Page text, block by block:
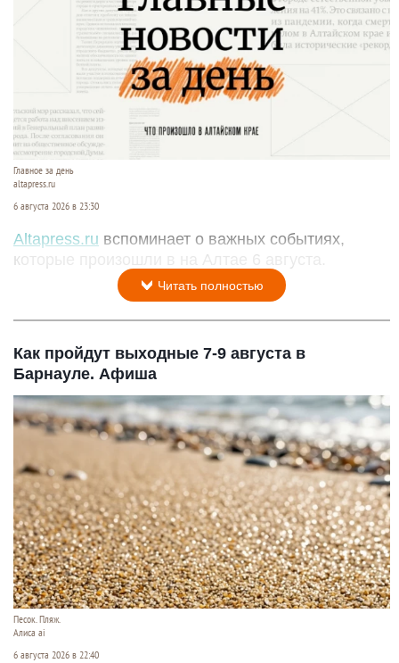
Главное за день
altapress.ru
6 августа 2026 в 23:30
Altapress.ru вспоминает о важных событиях,
которые произошли в на Алтае 6 августа.
Читать полностью
Как пройдут выходные 7-9 августа в
Барнауле. Афиша
Песок. Пляж.
Алиса ai
6 августа 2026 в 22:40